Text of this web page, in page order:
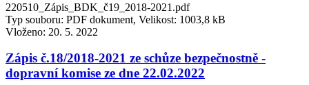
220510_Zápis_BDK_č19_2018-2021.pdf
Typ souboru: PDF dokument, Velikost: 1003,8 kB
Vloženo: 20. 5. 2022
Zápis č.18/2018-2021 ze schůze bezpečnostně -
dopravní komise ze dne 22.02.2022